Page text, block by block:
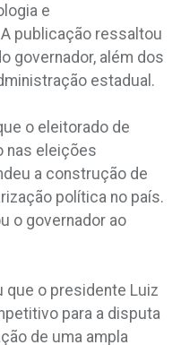
e
publicação ressaltou
governador, além dos
estadual.
o eleitorado de
nas eleições
a construção de
política no país.
o governador ao
que o presidente Luiz
para a disputa
de uma ampla